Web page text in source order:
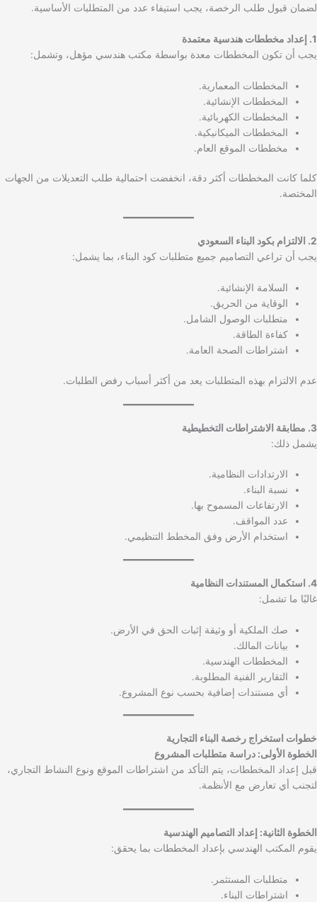
لضمان قبول طلب الرخصة، يجب استيفاء عدد من المتطلبات الأساسية.
1. إعداد مخططات هندسية معتمدة
يجب أن تكون المخططات معدة بواسطة مكتب هندسي مؤهل، وتشمل:
المخططات المعمارية.
المخططات الإنشائية.
المخططات الكهربائية.
المخططات الميكانيكية.
مخططات الموقع العام.
كلما كانت المخططات أكثر دقة، انخفضت احتمالية طلب التعديلات من الجهات
المختصة.
2. الالتزام بكود البناء السعودي
يجب أن تراعي التصاميم جميع متطلبات كود البناء، بما يشمل:
السلامة الإنشائية.
الوقاية من الحريق.
متطلبات الوصول الشامل.
كفاءة الطاقة.
اشتراطات الصحة العامة.
عدم الالتزام بهذه المتطلبات يعد من أكثر أسباب رفض الطلبات.
3. مطابقة الاشتراطات التخطيطية
يشمل ذلك:
الارتدادات النظامية.
نسبة البناء.
الارتفاعات المسموح بها.
عدد المواقف.
استخدام الأرض وفق المخطط التنظيمي.
4. استكمال المستندات النظامية
غالبًا ما تشمل:
صك الملكية أو وثيقة إثبات الحق في الأرض.
بيانات المالك.
المخططات الهندسية.
التقارير الفنية المطلوبة.
أي مستندات إضافية بحسب نوع المشروع.
خطوات استخراج رخصة البناء التجارية
الخطوة الأولى: دراسة متطلبات المشروع
قبل إعداد المخططات، يتم التأكد من اشتراطات الموقع ونوع النشاط التجاري،
لتجنب أي تعارض مع الأنظمة.
الخطوة الثانية: إعداد التصاميم الهندسية
يقوم المكتب الهندسي بإعداد المخططات بما يحقق:
متطلبات المستثمر.
اشتراطات البناء.